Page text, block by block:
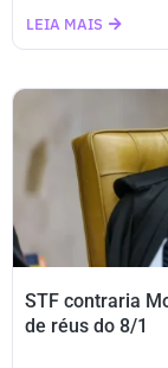
LEIA MAIS
STF contraria
de réus do 8/1